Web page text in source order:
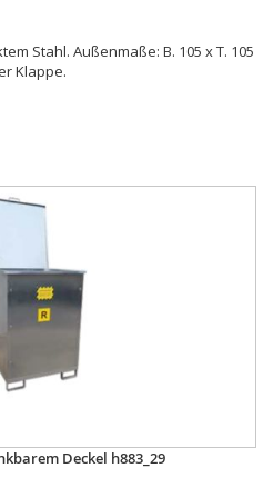
Stahl. Außenmaße: B. 105 x T. 105
Klappe.
Deckel h883_29